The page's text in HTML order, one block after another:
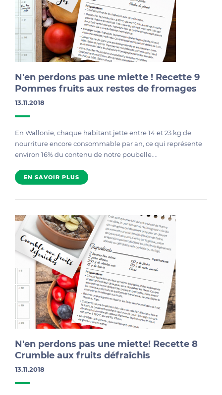
N'en perdons pas une miette ! Recette 9
Pommes fruits aux restes de fromages
13.11.2018
En Wallonie, chaque habitant jette entre 14 et 23 kg de
nourriture encore consommable par an, ce qui représente
environ 16% du contenu de notre poubelle....
EN SAVOIR PLUS
N'en perdons pas une miette! Recette 8
Crumble aux fruits défraîchis
13.11.2018